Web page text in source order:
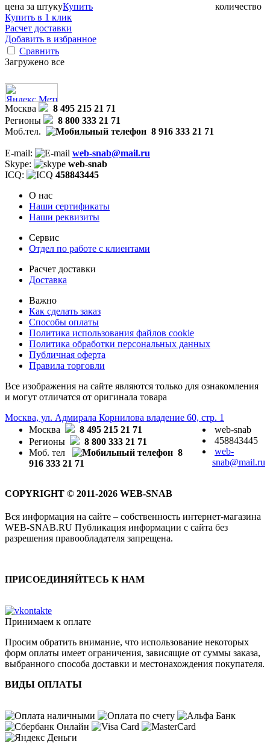
цена за штуку количество
Купить
Купить в 1 клик
Расчет доставки
Добавить в избранное
Сравнить
Загружено все
Москва
8 495 215 21 71
Регионы
8 800 333 21 71
Моб.тел.
8 916 333 21 71
E-mail:
web-snab@mail.ru
Skype:
web-snab
ICQ:
458843445
О нас
Наши сертификаты
Наши реквизиты
Сервис
Отдел по работе с клиентами
Расчет доставки
Доставка
Важно
Как сделать заказ
Способы оплаты
Политика использования файлов cookie
Политика обработки персональных данных
Публичная оферта
Правила торговли
Все изображения на сайте являются только для ознакомления
и могут отличатся от оригинала товара
Москва, ул. Адмирала Корнилова владение 60, стр. 1
Москва
8 495 215 21 71
Регионы
8 800 333 21 71
Моб. тел
8
916 333 21 71
web-snab
458843445
web-
snab@mail.ru
COPYRIGHT © 2011-2026 WEB-SNAB
Вся информация на сайте – собственность интернет-магазина
WEB-SNAB.RU Публикация информации с сайта без
разрешения правообладателя запрещена.
ПРИСОЕДИНЯЙТЕСЬ К НАМ
Принимаем к оплате
Просим обратить внимание, что использование некоторых
форм оплаты имеет ограничения, зависящие от суммы заказа,
выбранного способа доставки и местонахождения покупателя.
ВИДЫ ОПЛАТЫ